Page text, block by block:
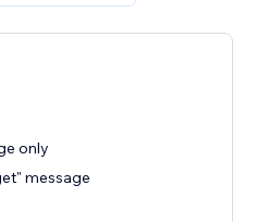
only
message